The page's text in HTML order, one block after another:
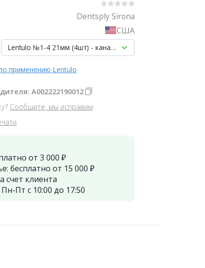
Dentsply Sirona
США
Lentulo №1-4 21мм (4шт) - каналонаполнитель машинный
применению Lentulo
A002222190012
Сообщите, мы исправим
от 3 000 ₽
бесплатно от 15 000 ₽
счет клиента
Пн-Пт с 10:00 до 17:50